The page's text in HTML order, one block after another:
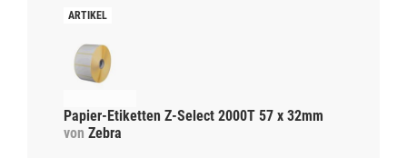
Papier-Etiketten Z-Select 2000T 57 x 32mm
von Zebra